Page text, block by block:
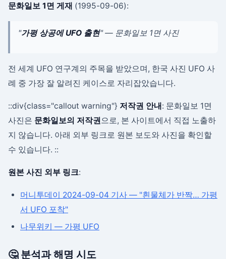
문화일보 1면 게재 (1995-09-06):
"가평 상공에 UFO 출현" — 문화일보 1면 사진
전 세계 UFO 연구계의 주목을 받았으며, 한국 사진 UFO 사
례 중 가장 잘 알려진 케이스로 자리잡았습니다.
::div{class="callout warning"} 저작권 안내: 문화일보 1면
사진은 문화일보의 저작권으로, 본 사이트에서 직접 노출하
지 않습니다. 아래 외부 링크로 원본 보도와 사진을 확인할
수 있습니다. ::
원본 사진 외부 링크:
머니투데이 2024-09-04 기사 — "흰물체가 반짝… 가평
서 UFO 포착"
나무위키 — 가평 UFO
🤔 분석과 해명 시도